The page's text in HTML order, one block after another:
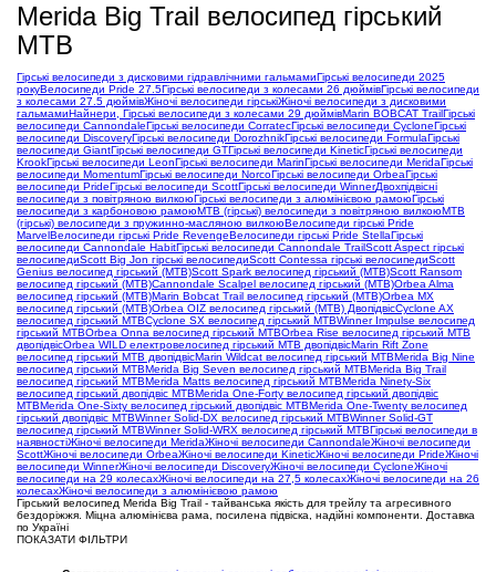
Merida Big Trail велосипед гірський
MTB
Гірські велосипеди з дисковими гідравлічними гальмамиГірські велосипеди 2025
рокуВелосипеди Pride 27.5Гірські велосипеди з колесами 26 дюймівГірські велосипеди
з колесами 27.5 дюймівЖіночі велосипеди гірськіЖіночі велосипеди з дисковими
гальмамиНайнери, Гірські велосипеди з колесами 29 дюймівMarin BOBCAT TrailГірські
велосипеди CannondaleГірські велосипеди CorratecГірські велосипеди CycloneГірські
велосипеди DiscoveryГірські велосипеди DorozhnikГірські велосипеди FormulaГірські
велосипеди GiantГірські велосипеди GTГірські велосипеди KineticГірські велосипеди
KrookГірські велосипеди LeonГірські велосипеди MarinГірські велосипеди MeridaГірські
велосипеди MomentumГірські велосипеди NorcoГірські велосипеди OrbeaГірські
велосипеди PrideГірські велосипеди ScottГірські велосипеди WinnerДвохпідвісні
велосипеди з повітряною вилкоюГірські велосипеди з алюмінієвою рамоюГірські
велосипеди з карбоновою рамоюMTB (гірські) велосипеди з повітряною вилкоюMTB
(гірські) велосипеди з пружинно-масляною вилкоюВелосипеди гірські Pride
MarvelВелосипеди гірські Pride RevengeВелосипеди гірські Pride StellaГірські
велосипеди Cannondale HabitГірські велосипеди Cannondale TrailScott Aspect гірські
велосипедиScott Big Jon гірські велосипедиScott Contessa гірські велосипедиScott
Genius велосипед гірський (MTB)Scott Spark велосипед гірський (MTB)Scott Ransom
велосипед гірський (MTB)Cannondale Scalpel велосипед гірський (MTB)Orbea Alma
велосипед гірський (MTB)Marin Bobcat Trail велосипед гірський (MTB)Orbea MX
велосипед гірський (MTB)Orbea OIZ велосипед гірський (MTB) ДвопідвісCyclone AX
велосипед гірський MTBCyclone SX велосипед гірський MTBWinner Impulse велосипед
гірський MTBOrbea Onna велосипед гірський MTBOrbea Rise велосипед гірський MTB
двопідвісOrbea WILD електровелосипед гірський MTB двопідвісMarin Rift Zone
велосипед гірський MTB двопідвісMarin Wildcat велосипед гірський MTBMerida Big Nine
велосипед гірський MTBMerida Big Seven велосипед гірський MTBMerida Big Trail
велосипед гірський MTBMerida Matts велосипед гірський MTBMerida Ninety-Six
велосипед гірський двопідвіс MTBMerida One-Forty велосипед гірський двопідвіс
MTBMerida One-Sixty велосипед гірський двопідвіс MTBMerida One-Twenty велосипед
гірський двопідвіс MTBWinner Solid-DX велосипед гірський MTBWinner Solid-GT
велосипед гірський MTBWinner Solid-WRX велосипед гірський MTBГірські велосипеди в
наявностіЖіночі велосипеди MeridaЖіночі велосипеди CannondaleЖіночі велосипеди
ScottЖіночі велосипеди OrbeaЖіночі велосипеди KineticЖіночі велосипеди PrideЖіночі
велосипеди WinnerЖіночі велосипеди DiscoveryЖіночі велосипеди CycloneЖіночі
велосипеди на 29 колесахЖіночі велосипеди на 27,5 колесахЖіночі велосипеди на 26
колесахЖіночі велосипеди з алюмінієвою рамою
Гірський велосипед Merida Big Trail - тайванська якість для трейлу та агресивного
бездоріжжя. Міцна алюмінієва рама, посилена підвіска, надійні компоненти. Доставка
по Україні
ПОКАЗАТИ ФІЛЬТРИ